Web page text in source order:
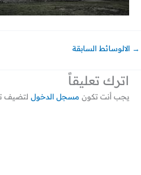
→ الالوسائط السابقة
اترك تعليقاً
يجب أنت تكون مسجل الدخول لتضيف